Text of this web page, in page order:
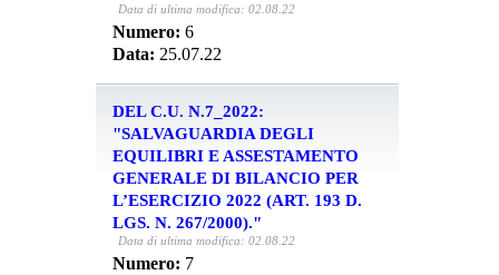
Data di ultima modifica: 02.08.22
Numero: 6
Data: 25.07.22
DEL C.U. N.7_2022:
"SALVAGUARDIA DEGLI
EQUILIBRI E ASSESTAMENTO
GENERALE DI BILANCIO PER
L’ESERCIZIO 2022 (ART. 193 D.
LGS. N. 267/2000)."
Data di ultima modifica: 02.08.22
Numero: 7